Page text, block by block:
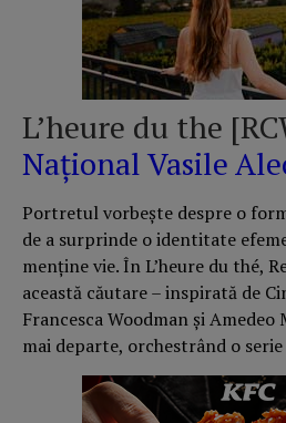
L’heure du the
Național Vasile
Portretul vorbește despre o
de a surprinde o identitate
menține vie. În L’heure du thé,
această căutare – inspirată de
Francesca Woodman și
mai departe, orchestrând o